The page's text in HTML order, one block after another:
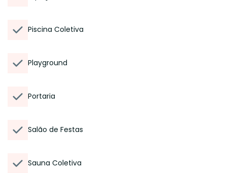
Piscina Coletiva
Playground
Portaria
Salão de Festas
Sauna Coletiva